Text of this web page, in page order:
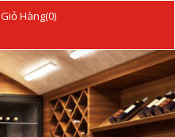
Giỏ Hàng(0)